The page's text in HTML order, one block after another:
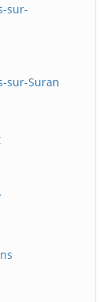
sur-
sur-Suran